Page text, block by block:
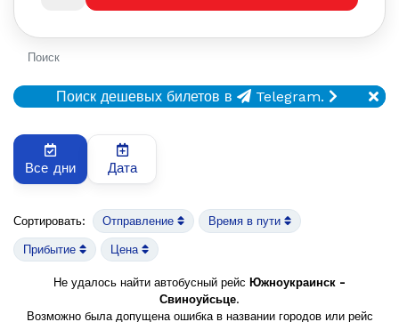
Поиск
Поиск дешевых билетов в Telegram.
Все дни Дата
Сортировать: Отправление Время в пути
Прибытие Цена
Не удалось найти автобусный рейс Южноукраинск -
Свиноуйсьце.
Возможно была допущена ошибка в названии городов или рейс